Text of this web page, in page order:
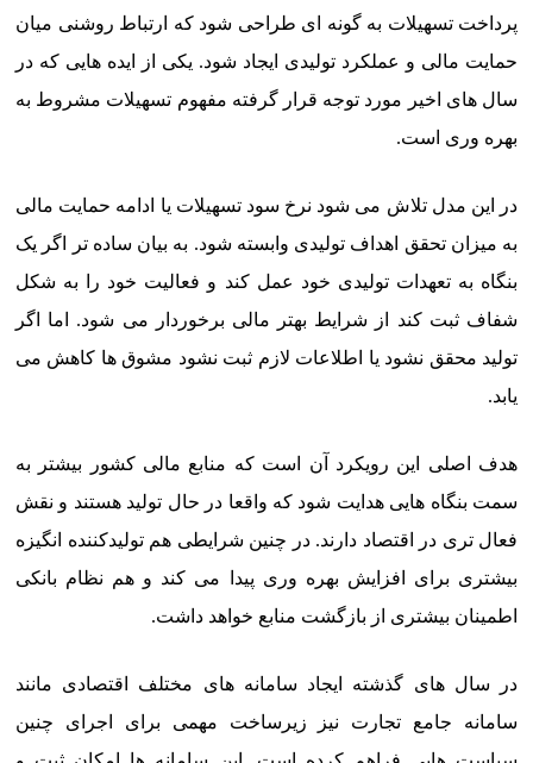
پرداخت تسهیلات به گونه ای طراحی شود که ارتباط روشنی میان
حمایت مالی و عملکرد تولیدی ایجاد شود. یکی از ایده هایی که در
سال های اخیر مورد توجه قرار گرفته مفهوم تسهیلات مشروط به
بهره وری است.
در این مدل تلاش می شود نرخ سود تسهیلات یا ادامه حمایت مالی
به میزان تحقق اهداف تولیدی وابسته شود. به بیان ساده تر اگر یک
بنگاه به تعهدات تولیدی خود عمل کند و فعالیت خود را به شکل
شفاف ثبت کند از شرایط بهتر مالی برخوردار می شود. اما اگر
تولید محقق نشود یا اطلاعات لازم ثبت نشود مشوق ها کاهش می
یابد.
هدف اصلی این رویکرد آن است که منابع مالی کشور بیشتر به
سمت بنگاه هایی هدایت شود که واقعا در حال تولید هستند و نقش
فعال تری در اقتصاد دارند. در چنین شرایطی هم تولیدکننده انگیزه
بیشتری برای افزایش بهره وری پیدا می کند و هم نظام بانکی
اطمینان بیشتری از بازگشت منابع خواهد داشت.
در سال های گذشته ایجاد سامانه های مختلف اقتصادی مانند
سامانه جامع تجارت نیز زیرساخت مهمی برای اجرای چنین